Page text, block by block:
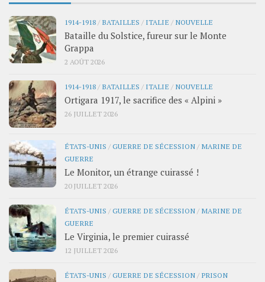
1914-1918 / BATAILLES / ITALIE / NOUVELLE
Bataille du Solstice, fureur sur le Monte
Grappa
2 AOÛT 2026
1914-1918 / BATAILLES / ITALIE / NOUVELLE
Ortigara 1917, le sacrifice des « Alpini »
26 JUILLET 2026
ÉTATS-UNIS /GUERRE DE SÉCESSION / MARINE DE
GUERRE
Le Monitor, un étrange cuirassé !
20 JUILLET 2026
ÉTATS-UNIS /GUERRE DE SÉCESSION / MARINE DE
GUERRE
Le Virginia, le premier cuirassé
12 JUILLET 2026
ÉTATS-UNIS /GUERRE DE SÉCESSION / PRISON